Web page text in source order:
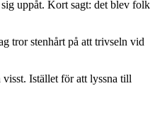
uppåt. Kort sagt: det blev folk
tror stenhårt på att trivseln vid
Istället för att lyssna till